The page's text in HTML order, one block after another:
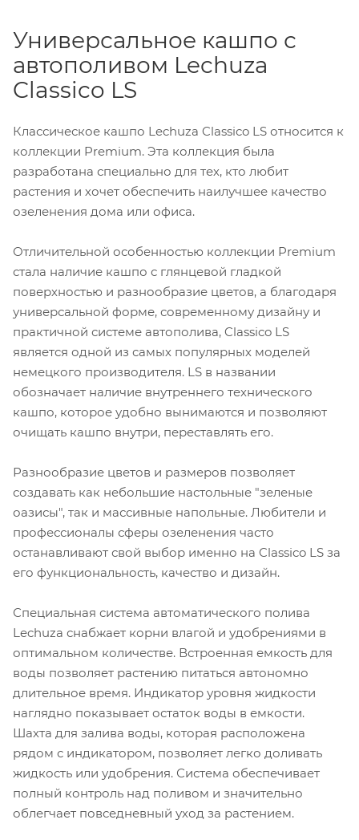
Универсальное кашпо с
автополивом Lechuza
Classico LS
Классическое кашпо Lechuza Classico LS относится к
коллекции Premium. Эта коллекция была
разработана специально для тех, кто любит
растения и хочет обеспечить наилучшее качество
озеленения дома или офиса.
Отличительной особенностью коллекции Premium
стала наличие кашпо с глянцевой гладкой
поверхностью и разнообразие цветов, а благодаря
универсальной форме, современному дизайну и
практичной системе автополива, Classico LS
является одной из самых популярных моделей
немецкого производителя. LS в названии
обозначает наличие внутреннего технического
кашпо, которое удобно вынимаются и позволяют
очищать кашпо внутри, переставлять его.
Разнообразие цветов и размеров позволяет
создавать как небольшие настольные "зеленые
оазисы", так и массивные напольные. Любители и
профессионалы сферы озеленения часто
останавливают свой выбор именно на Classico LS за
его функциональность, качество и дизайн.
Специальная система автоматического полива
Lechuza снабжает корни влагой и удобрениями в
оптимальном количестве. Встроенная емкость для
воды позволяет растению питаться автономно
длительное время. Индикатор уровня жидкости
наглядно показывает остаток воды в емкости.
Шахта для залива воды, которая расположена
рядом с индикатором, позволяет легко доливать
жидкость или удобрения. Система обеспечивает
полный контроль над поливом и значительно
облегчает повседневный уход за растением.